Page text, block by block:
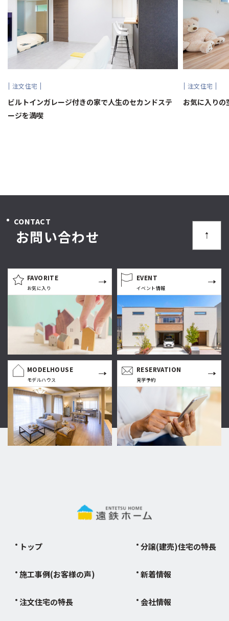
注文住宅
ビルトインガレージ付きの家で人生のセカンドステ
ージを満喫
注文住宅
お気に入りの
CONTACT
お問い合わせ
FAVORITE
お気に入り
EVENT
イベント情報
MODELHOUSE
モデルハウス
RESERVATION
見学予約
トップ 分譲(建売)住宅の特長
施工事例(お客様の声) 新着情報
注文住宅の特長 会社情報